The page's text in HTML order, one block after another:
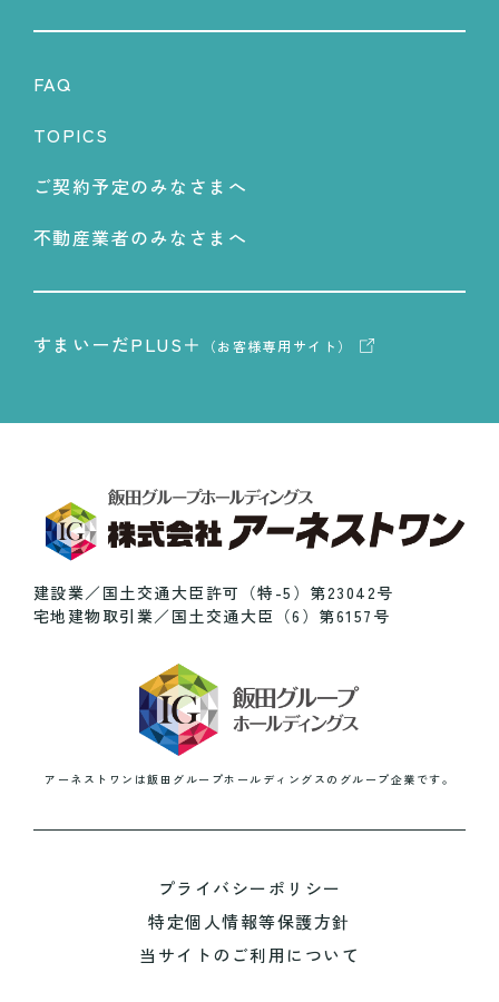
FAQ
TOPICS
ご契約予定のみなさまへ
不動産業者のみなさまへ
すまいーだPLUS＋ （お客様専用サイト）
建設業／国土交通大臣許可（特-5）第23042号
宅地建物取引業／国土交通大臣（6）第6157号
アーネストワンは飯田グループホールディングスのグループ企業です。
プライバシーポリシー
特定個人情報等保護方針
当サイトのご利用について